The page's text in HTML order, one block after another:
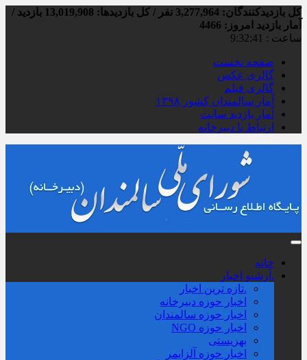
کل بازدیدکنند‌گان: 3,277,964 نفر / کل بازدیدها: 13,019,908 بازدید /
آمار بازدید امروز: 4466
ساعت : 9:32:41
صفحه نخست
گالری عکس
گالری فیلم
آمار سالمندان کشور ۱۳۹۸
آمار بازدید سایت
ارتباط با دبیرخانه
خانه
.آرشیو اخبار
.تازه ترین اخبار
اخبار حوزه دبیرخانه
اخبار حوزه سالمندان
اخبار حوزه NGO
بهزیستی
اخبار حوزه آلزايمر